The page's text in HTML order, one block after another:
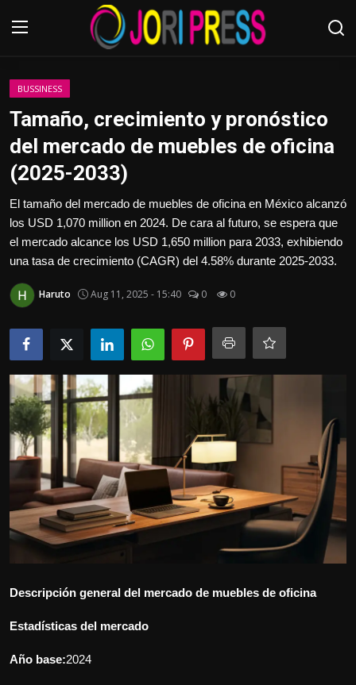
Login
Advertisement
Trending News
About us
Contact us
Bussiness
Sport
Health
Tips and Tricks
BUSSINESS
Tamaño, crecimiento y pronóstico
del mercado de muebles de oficina
(2025-2033)
El tamaño del mercado de muebles de oficina en México alcanzó
los USD 1,070 million en 2024. De cara al futuro, se espera que
el mercado alcance los USD 1,650 million para 2033, exhibiendo
una tasa de crecimiento (CAGR) del 4.58% durante 2025-2033.
Haruto Aug 11, 2025 - 15:40 0 0
Descripción general del mercado de muebles de oficina
Estadísticas del mercado
Año base:2024